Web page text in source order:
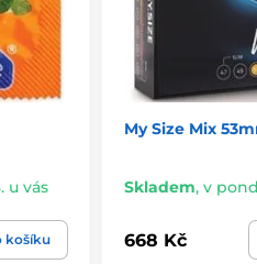
u vás
košíku
My Size Mix
Skladem, v
668 Kč